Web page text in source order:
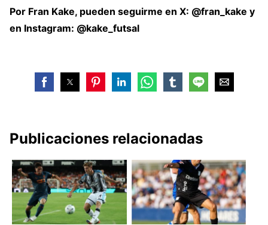
— Futsal RFEF (@FutSalRFEF)May 18, 2026
Por Fran Kake, pueden seguirme en X: @fran_kake y
en Instagram: @kake_futsal
Publicaciones relacionadas